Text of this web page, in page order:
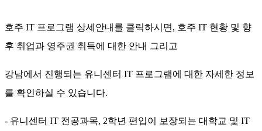
호주 IT 프로그램 상세안내를 클릭하시면, 호주 IT 현황 및 향
후 취업과 영주권 취득에 대한 안내 그리고
강남에서 진행되는 유니센터 IT 프로그램에 대한 자세한 정보
를 확인하실 수 있습니다.
- 유니센터 IT 전공과목, 2학년 편입이 보장되는 대학교 및 IT